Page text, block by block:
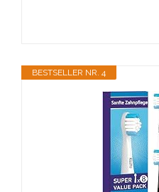
BESTSELLER NR. 4